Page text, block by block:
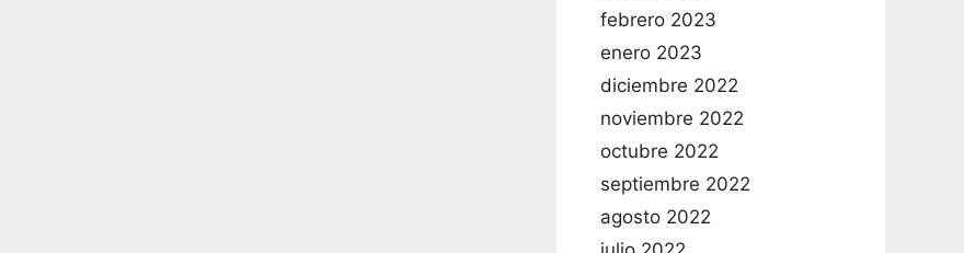
febrero 2023
enero 2023
diciembre 2022
noviembre 2022
octubre 2022
septiembre 2022
agosto 2022